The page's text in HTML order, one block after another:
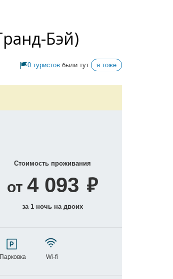
Бэй)
0 туристов были тут я тоже
Стоимость проживания
от 4 093 ₽
за 1 ночь на двоих
Парковка Wi-fi